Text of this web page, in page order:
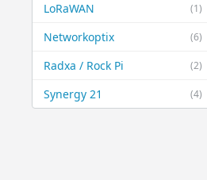
(1)
LoRaWAN
(6)
Networkoptix
(2)
Radxa / Rock Pi
(4)
Synergy 21